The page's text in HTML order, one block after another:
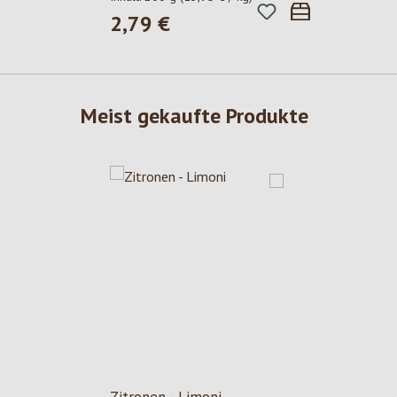
Regulärer Preis:
2,79 €
Meist gekaufte Produkte